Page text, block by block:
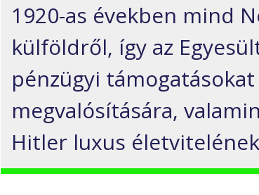
1920-as években mind
külföldről, így az
pénzügyi
megvalósítására,
Hitler luxus